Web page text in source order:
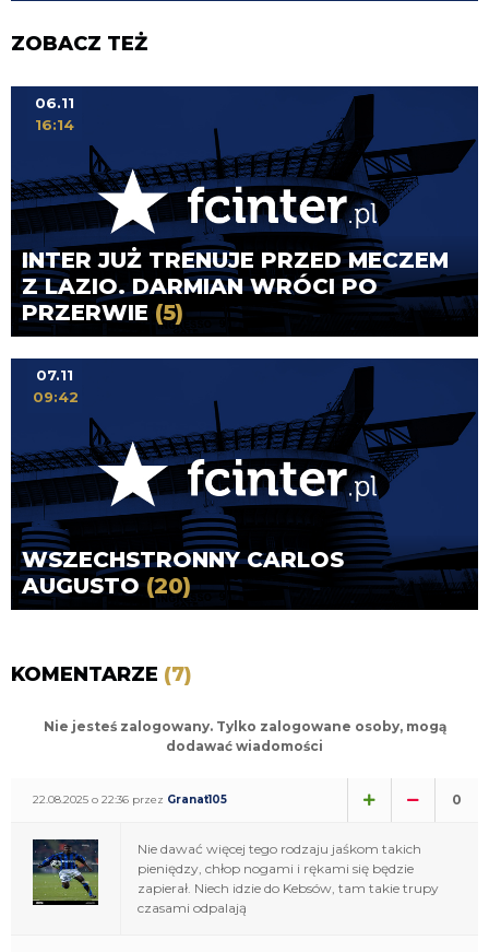
ZOBACZ TEŻ
INTER JUŻ TRENUJE PRZED MECZEM
Z LAZIO. DARMIAN WRÓCI PO
PRZERWIE (5)
06.11
16:14
WSZECHSTRONNY CARLOS
AUGUSTO (20)
07.11
09:42
KOMENTARZE (7)
Nie jesteś zalogowany. Tylko zalogowane osoby, mogą
dodawać wiadomości
22.08.2025 o 22:36 przez Granat105 0
Nie dawać więcej tego rodzaju jaśkom takich
pieniędzy, chłop nogami i rękami się będzie
zapierał. Niech idzie do Kebsów, tam takie trupy
czasami odpalają